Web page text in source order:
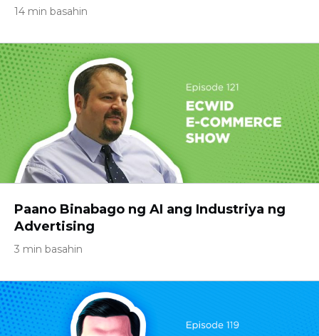
14 min basahin
Paano Binabago ng AI ang Industriya ng
Advertising
3 min basahin